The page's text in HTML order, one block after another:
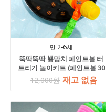
만 2-6세
뚝딱뚝딱 뿅망치 페인트볼 터
트리기 놀이키트 (페인트볼 30
개 +뿅망치 1개+아스테이지1장
+블랙트레이 1개, 미니 or 대형
12,000원 재고 없음